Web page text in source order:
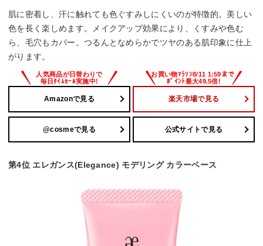
肌に密着し、汗に触れても色ぐすみしにくいのが特徴的。美しい
色を長く楽しめます。メイクアップ効果により、くすみや色む
ら、毛穴もカバー。つるんとなめらかでツヤのある肌印象に仕上
がります。
Amazonで見る 楽天市場で見る
@cosmeで見る 公式サイトで見る
第4位 エレガンス(Elegance) モデリング カラーベース